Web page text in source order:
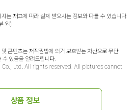
는 재고에 따라 실제 받으시는 정보와 다를 수 있습니다.
외)
콘텐츠는 저작권법에 의거 보호받는 자산으로 무단
있음을 알려드립니다.
Ltd. All rights reserved. All pictures cannot
상품 정보